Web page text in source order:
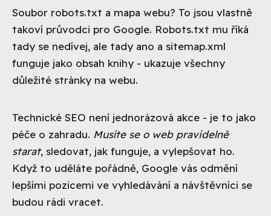
Soubor robots.txt a mapa webu? To jsou vlastně
takoví průvodci pro Google. Robots.txt mu říká
tady se nedívej, ale tady ano a sitemap.xml
funguje jako obsah knihy - ukazuje všechny
důležité stránky na webu.
Technické SEO není jednorázová akce - je to jako
péče o zahradu. Musíte se o web pravidelně
starat, sledovat, jak funguje, a vylepšovat ho.
Když to uděláte pořádně, Google vás odmění
lepšími pozicemi ve vyhledávání a návštěvníci se
budou rádi vracet.